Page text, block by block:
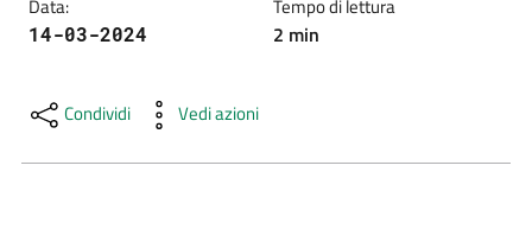
Progetti
e
formazione
ambientale
Data:
14-03-2024
Tempo di lettura
2 min
Condividi Vedi azioni